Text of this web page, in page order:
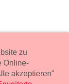
Party mit
zu
Online-
akzeptieren"